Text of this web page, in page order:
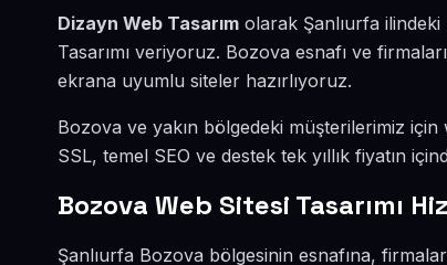
Dizayn Web Tasarım olarak Şanlıurfa
Tasarımı veriyoruz. Bozova esnafı ve
ekrana uyumlu siteler hazırlıyoruz.
Bozova ve yakın bölgedeki müşterilerimiz
SSL, temel SEO ve destek tek yıllık fiyatın
Bozova Web Sitesi Tasarımı
Şanlıurfa Bozova bölgesinin esnafına,